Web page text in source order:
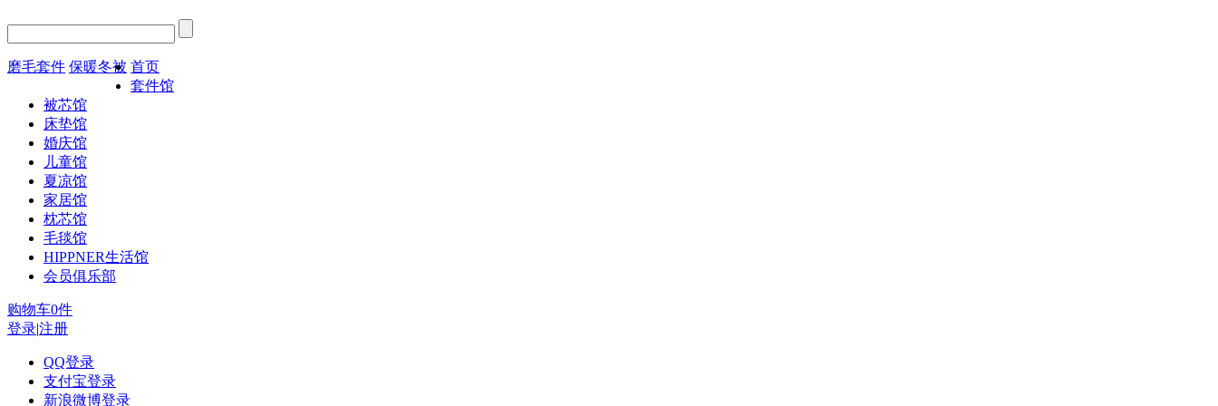
磨毛套件 保暖冬被 首页
套件馆
被芯馆
床垫馆
婚庆馆
儿童馆
夏凉馆
家居馆
枕芯馆
毛毯馆
HIPPNER生活馆
会员俱乐部
购物车0件
登录|注册
QQ登录
支付宝登录
新浪微博登录